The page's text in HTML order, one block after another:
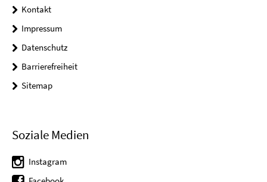
Kontakt
Impressum
Datenschutz
Barrierefreiheit
Sitemap
Soziale Medien
Instagram